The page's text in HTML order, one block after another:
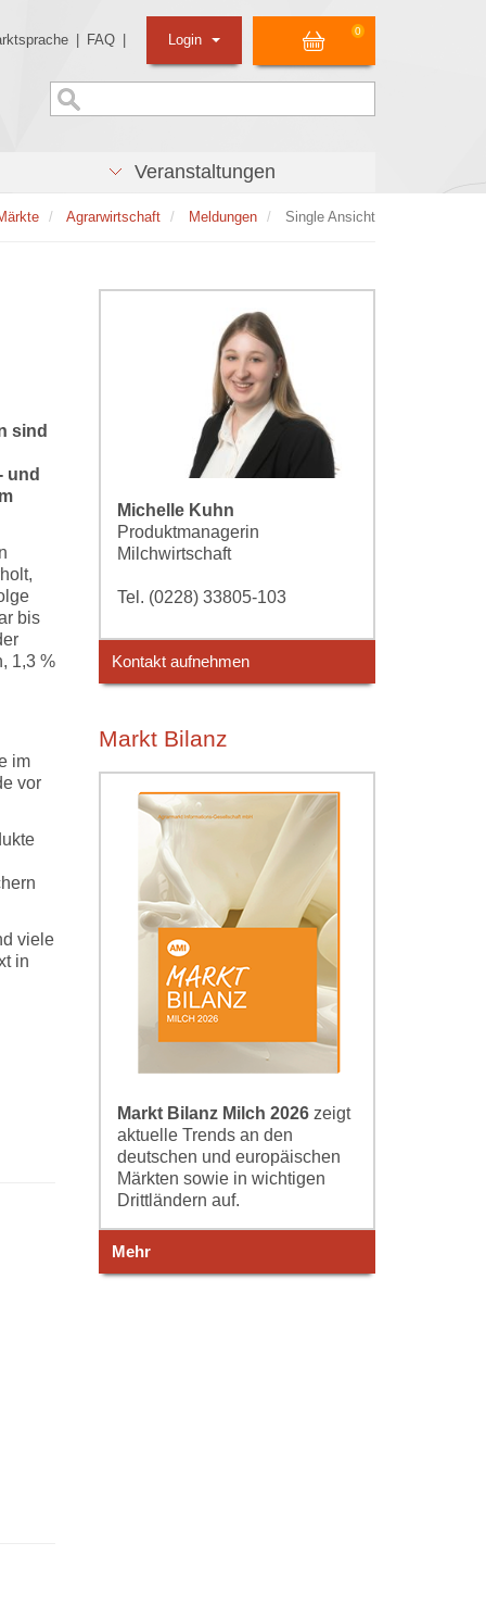
FAQ
0
Login
Veranstaltungen
Agrarwirtschaft Meldungen Single Ansicht
sind
und
bis
1,3 %
im
vor
viele
in
Michelle Kuhn
Produktmanagerin
Milchwirtschaft
Tel. (0228) 33805-103
Kontakt aufnehmen
Markt Bilanz
Markt Bilanz Milch 2026 zeigt
aktuelle Trends an den
deutschen und europäischen
Märkten sowie in wichtigen
Drittländern auf.
Mehr